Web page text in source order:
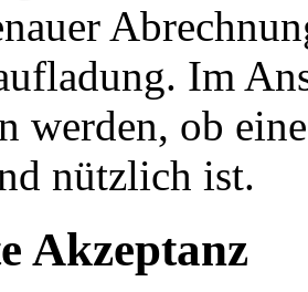
Im
werden, ob
nützlich ist.
Akzeptanz